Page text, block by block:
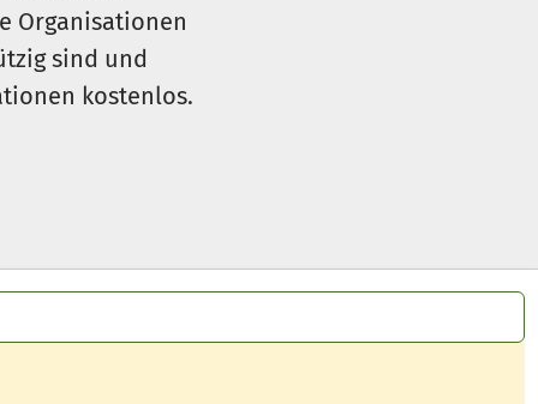
Organisationen
sind und
kostenlos.